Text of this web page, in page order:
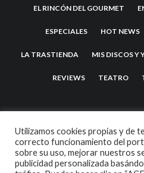
EL RINCÓN DEL GOURMET
ESPECIALES HOT NEWS
LA TRASTIENDA MIS DISCOS Y
REVIEWS TEATRO
Utilizamos cookies propias y de
correcto funcionamiento del
sobre su uso, mejorar nuestros
publicidad personalizada